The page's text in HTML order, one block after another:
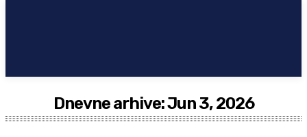
Dnevne arhive: Jun 3, 2026